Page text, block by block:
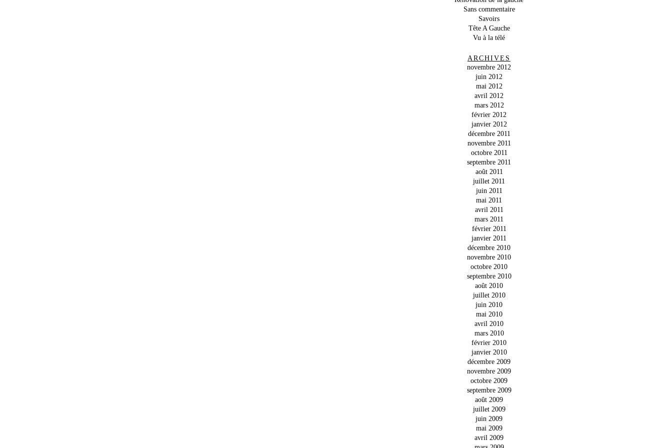
Sans commentaire
Savoirs
Tête A Gauche
Vu à la télé
ARCHIVES
novembre 2012
juin 2012
mai 2012
avril 2012
mars 2012
février 2012
janvier 2012
décembre 2011
novembre 2011
octobre 2011
septembre 2011
août 2011
juillet 2011
juin 2011
mai 2011
avril 2011
mars 2011
février 2011
janvier 2011
décembre 2010
novembre 2010
octobre 2010
septembre 2010
août 2010
juillet 2010
juin 2010
mai 2010
avril 2010
mars 2010
février 2010
janvier 2010
décembre 2009
novembre 2009
octobre 2009
septembre 2009
août 2009
juillet 2009
juin 2009
mai 2009
avril 2009